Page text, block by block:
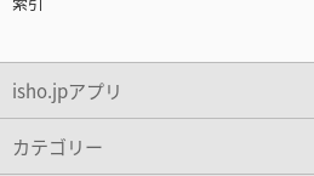
isho.jpアプリ
カテゴリー